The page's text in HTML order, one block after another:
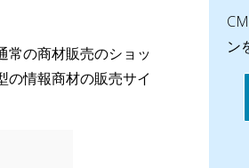
ン
常の商材販売のショッ
の情報商材の販売サイ